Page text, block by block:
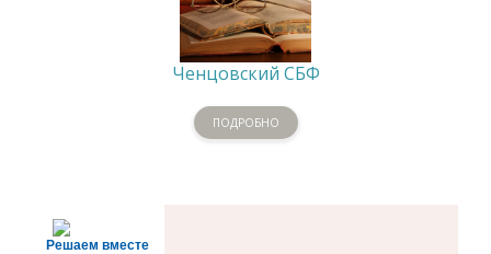
Ченцовский СБФ
ПОДРОБНО
Решаем вместе